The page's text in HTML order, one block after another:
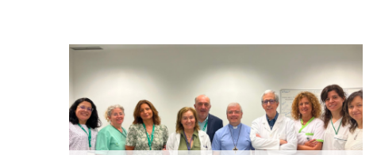
CIM Cávado e ULS Braga
arrancam com Conselho
Local de Saúde...